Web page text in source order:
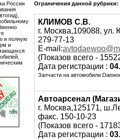
России
и полную
и
Ограничения данной рубрики:
КЛИМОВ С.В.
г. Москва,109088,
279-77-13
E-mail:
(Показов всего -
Дата регистрации :
Запчасти на автомобили
Автоарсенал
г. Москва,125171,
факс. 150-10-23
(Показов всего -
Дата регистрации :